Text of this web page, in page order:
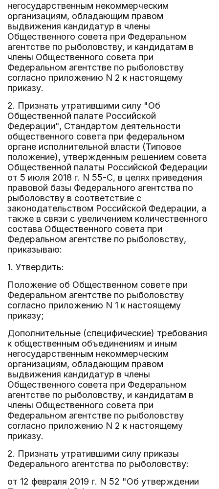
негосударственным некоммерческим
организациям, обладающим правом
выдвижения кандидатур в члены
Общественного совета при Федеральном
агентстве по рыболовству, и кандидатам в
члены Общественного совета при
Федеральном агентстве по рыболовству
согласно приложению N 2 к настоящему
приказу.
2. Признать утратившими силу "Об
Общественной палате Российской
Федерации", Стандартом деятельности
общественного совета при федеральном
органе исполнительной власти (Типовое
положение), утвержденным решением совета
Общественной палаты Российской Федерации
от 5 июля 2018 г. N 55-С, в целях приведения
правовой базы Федерального агентства по
рыболовству в соответствие с
законодательством Российской Федерации, а
также в связи с увеличением количественного
состава Общественного совета при
Федеральном агентстве по рыболовству,
приказываю:
1. Утвердить:
Положение об Общественном совете при
Федеральном агентстве по рыболовству
согласно приложению N 1 к настоящему
приказу;
Дополнительные (специфические) требования
к общественным объединениям и иным
негосударственным некоммерческим
организациям, обладающим правом
выдвижения кандидатур в члены
Общественного совета при Федеральном
агентстве по рыболовству, и кандидатам в
члены Общественного совета при
Федеральном агентстве по рыболовству
согласно приложению N 2 к настоящему
приказу.
2. Признать утратившими силу приказы
Федерального агентства по рыболовству:
от 12 февраля 2019 г. N 52 "Об утверждении